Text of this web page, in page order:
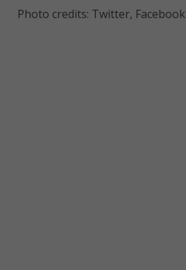
Photo credits: Twitter, Facebook